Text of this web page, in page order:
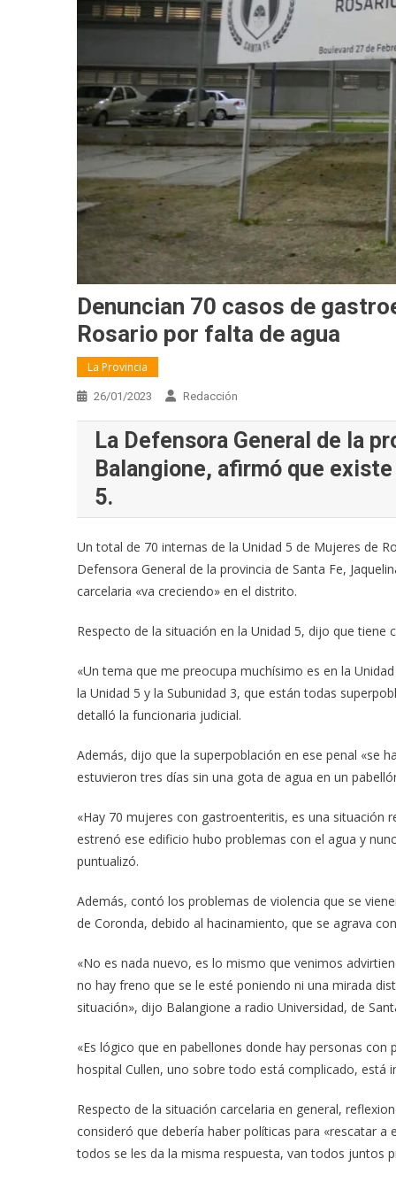
Denuncian 70 casos de
Rosario por falta de agua
La Provincia
26/01/2023 Redacción
La Defensora General de la
Balangione, afirmó que
5.
Un total de 70 internas de la Unidad 5 de Mujeres de
Defensora General de la provincia de Santa Fe,
carcelaria «va creciendo» en el distrito.
Respecto de la situación en la Unidad 5, dijo que tiene
«Un tema que me preocupa muchísimo es en la
la Unidad 5 y la Subunidad 3, que están todas
detalló la funcionaria judicial.
Además, dijo que la superpoblación en ese penal «se
estuvieron tres días sin una gota de agua en un
«Hay 70 mujeres con gastroenteritis, es una situación
estrenó ese edificio hubo problemas con el agua y
puntualizó.
Además, contó los problemas de violencia que se
de Coronda, debido al hacinamiento, que se agrava
«No es nada nuevo, es lo mismo que venimos
no hay freno que se le esté poniendo ni una mirada
situación», dijo Balangione a radio Universidad, de
«Es lógico que en pabellones donde hay personas
hospital Cullen, uno sobre todo está complicado, está
Respecto de la situación carcelaria en general,
consideró que debería haber políticas para «rescatar
todos se les da la misma respuesta, van todos juntos